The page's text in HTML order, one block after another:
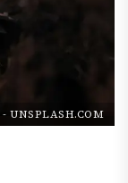
- UNSPLASH.COM